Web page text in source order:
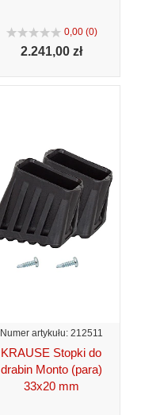
0,00 (0)
2.241,00 zł
Numer artykułu: 212511
KRAUSE Stopki do
drabin Monto (para)
33x20 mm